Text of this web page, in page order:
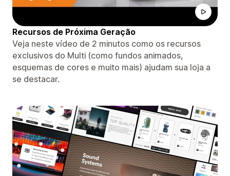
Recursos de Próxima Geração
Veja neste vídeo de 2 minutos como os recursos
exclusivos do Multi (como fundos animados,
esquemas de cores e muito mais) ajudam sua loja a
se destacar.